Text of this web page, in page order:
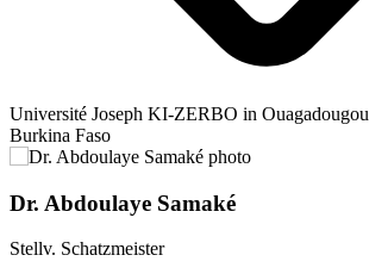
Université Joseph KI-ZERBO in Ouagadougou
Burkina Faso
Dr. Abdoulaye Samaké
Stellv. Schatzmeister